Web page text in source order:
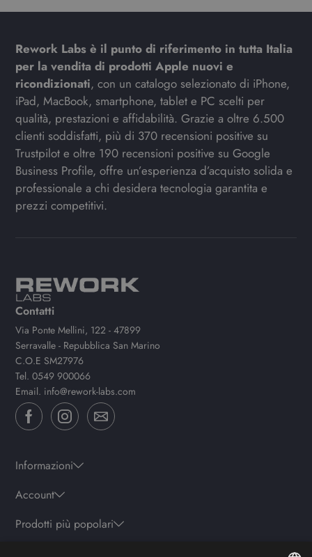
Rework Labs è il punto di riferimento in tutta Italia
per la vendita di prodotti Apple nuovi e
ricondizionati, con un catalogo selezionato di iPhone,
iPad, MacBook, smartphone, tablet e PC scelti per
qualità, prestazioni e affidabilità. Grazie a oltre 6.500
clienti soddisfatti, più di 370 recensioni positive su
Trustpilot e oltre 190 recensioni positive su Google
Business Profile, offre un’esperienza d’acquisto solida e
professionale a chi desidera tecnologia garantita e
prezzi competitivi.
Contatti
Via Ponte Mellini, 122 - 47899
Serravalle - Repubblica San Marino
C.O.E SM27976
Tel.0549 900066
Email. info@rework-labs.com
Informazioni
Account
Prodotti più popolari